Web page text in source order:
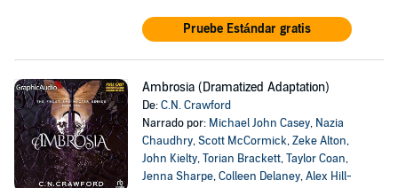
Pruebe Estándar gratis
Ambrosia (Dramatized Adaptation)
De:C.N. Crawford
Narrado por: Michael John Casey, Nazia
Chaudhry,Scott McCormick,Zeke Alton,
John Kielty,Torian Brackett,Taylor Coan,
Jenna Sharpe,Colleen Delaney,Alex Hill-